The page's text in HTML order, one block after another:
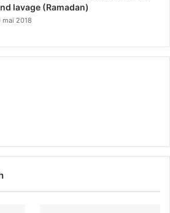
lavage (Ramadan)
mai 2018